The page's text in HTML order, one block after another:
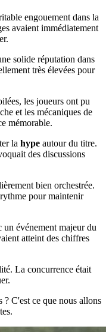
engouement dans la
avaient immédiatement
solide réputation dans
très élevées pour
les joueurs ont pu
et les mécaniques de
mémorable.
la hype autour du titre.
des discussions
bien orchestrée.
pour maintenir
un événement majeur du
atteint des chiffres
La concurrence était
? C'est ce que nous allons